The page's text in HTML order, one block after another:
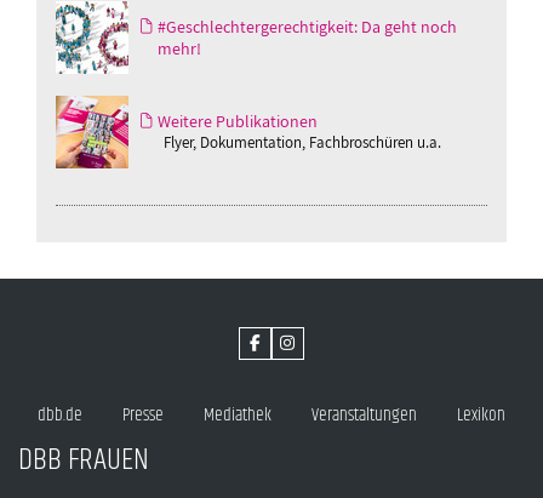
#Geschlechtergerechtigkeit: Da geht noch
mehr!
Weitere Publikationen
Flyer, Dokumentation, Fachbroschüren u.a.
dbb.de Presse Mediathek Veranstaltungen Lexikon
DBB FRAUEN